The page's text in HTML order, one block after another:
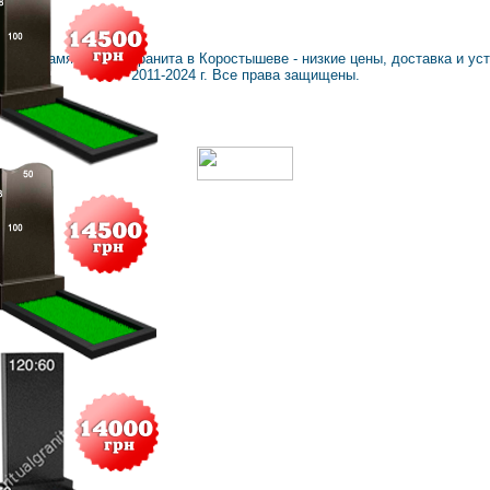
: Памятники из гранита в Коростышеве - низкие цены, доставка и
2011-2024 г. Все права защищены.